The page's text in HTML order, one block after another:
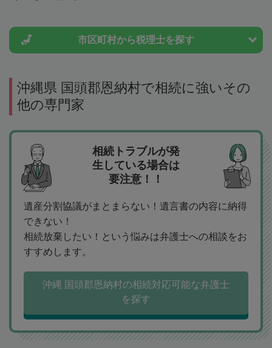
市区町村から税理士を探す
沖縄県 国頭郡恩納村で相続に強いその
他の専門家
相続トラブルが発
生している場合は
要注意！！
遺産分割協議がまとまらない！遺言書の内容に納得
できない！
相続放棄したい！という悩みは弁護士への相談をお
すすめします。
沖縄 国頭郡恩納村の相続対応可能な弁護士
を探す